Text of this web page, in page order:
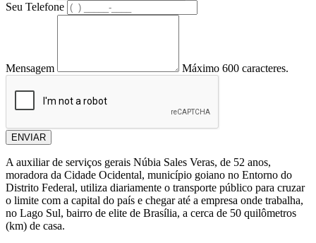
Seu Telefone
Mensagem Máximo 600 caracteres.
ENVIAR
A auxiliar de serviços gerais Núbia Sales Veras, de 52 anos,
moradora da Cidade Ocidental, município goiano no Entorno do
Distrito Federal, utiliza diariamente o transporte público para cruzar
o limite com a capital do país e chegar até a empresa onde trabalha,
no Lago Sul, bairro de elite de Brasília, a cerca de 50 quilômetros
(km) de casa.